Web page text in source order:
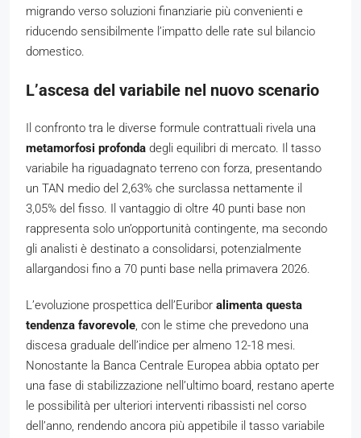
migrando verso soluzioni finanziarie più convenienti e
riducendo sensibilmente l’impatto delle rate sul bilancio
domestico.
L’ascesa del variabile nel nuovo scenario
Il confronto tra le diverse formule contrattuali rivela una
metamorfosi profonda degli equilibri di mercato. Il tasso
variabile ha riguadagnato terreno con forza, presentando
un TAN medio del 2,63% che surclassa nettamente il
3,05% del fisso. Il vantaggio di oltre 40 punti base non
rappresenta solo un’opportunità contingente, ma secondo
gli analisti è destinato a consolidarsi, potenzialmente
allargandosi fino a 70 punti base nella primavera 2026.
L’evoluzione prospettica dell’Euribor alimenta questa
tendenza favorevole, con le stime che prevedono una
discesa graduale dell’indice per almeno 12-18 mesi.
Nonostante la Banca Centrale Europea abbia optato per
una fase di stabilizzazione nell’ultimo board, restano aperte
le possibilità per ulteriori interventi ribassisti nel corso
dell’anno, rendendo ancora più appetibile il tasso variabile